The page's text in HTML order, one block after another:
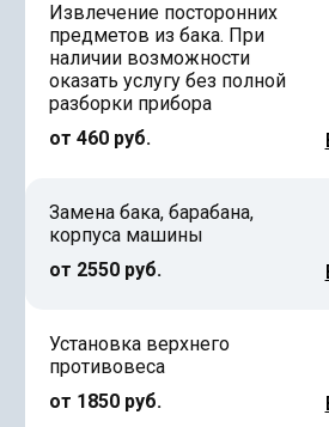
Извлечение посторонних
предметов из бака. При
наличии возможности
оказать услугу без полной
разборки прибора
от 460 руб.
Замена бака, барабана,
корпуса машины
от 2550 руб.
Установка верхнего
противовеса
от 1850 руб.